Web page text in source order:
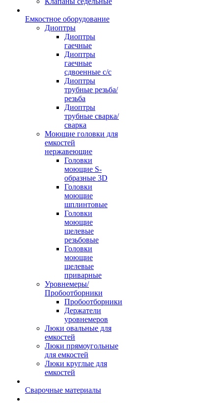
Емкостное оборудование
Диоптры
Диоптры
гаечные
Диоптры
гаечные
сдвоенные c/c
Диоптры
трубные резьба/
резьба
Диоптры
трубные сварка/
сварка
Моющие головки для
емкостей
нержавеющие
Головки
моющие S-
образные 3D
Головки
моющие
шплинтовые
Головки
моющие
щелевые
резьбовые
Головки
моющие
щелевые
приварные
Уровнемеры/
Пробоотборники
Пробоотборники
Держатели
уровнемеров
Люки овальные для
емкостей
Люки прямоугольные
для емкостей
Люки круглые для
емкостей
Сварочные материалы